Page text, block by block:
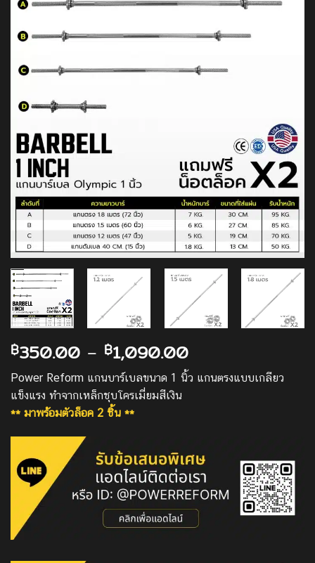
Add to
฿350.00 – ฿1,090.00Price
range:
฿350.00
Power Reform แกนบาร์เบลขนาด 1 นิ้ว แกนตรงแบบเกลียว
แข็งแรง ทำจากเหล็กชุบโครเมี่ยมสีเงิน
** มาพร้อมตัวล็อค 2 ชิ้น **